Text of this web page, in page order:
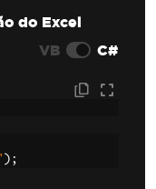
do Excel
VB
C#
);